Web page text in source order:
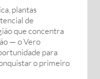
plantas
de
que concentra
— o Vero
para
o primeiro